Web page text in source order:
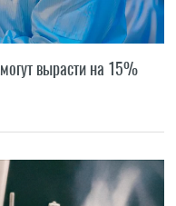
вырасти на 15%